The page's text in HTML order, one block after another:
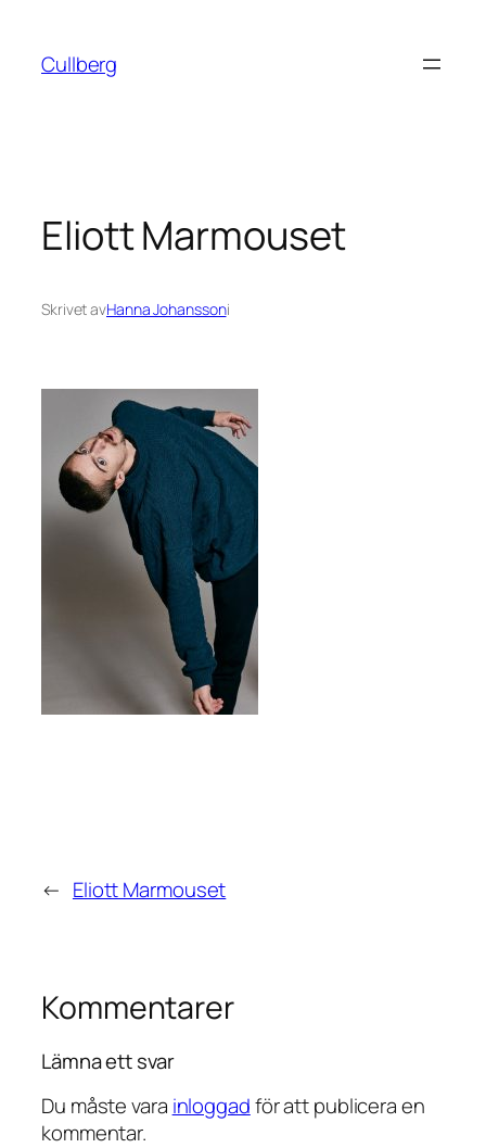
innehåll
Cullberg
Eliott Marmouset
Skrivet avHanna Johanssoni
← Eliott Marmouset
Kommentarer
Lämna ett svar
Du måste vara inloggadför att publicera en
kommentar.